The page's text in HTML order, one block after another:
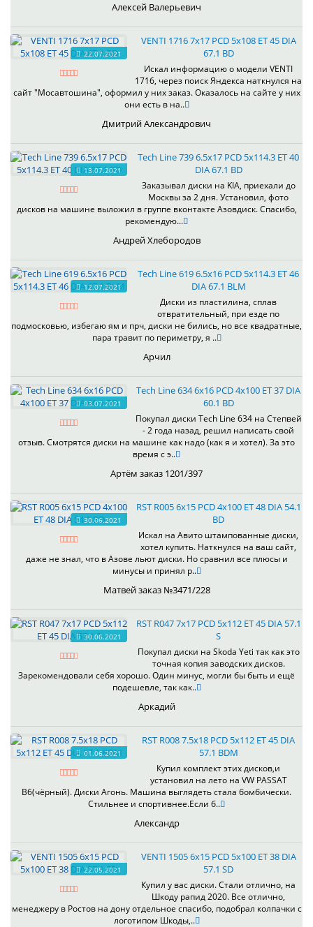
Алексей Валерьевич
22.07.2021
VENTI 1716 7x17 PCD 5x108 ET 45 DIA
67.1 BD
Искал информацию о модели VENTI
1716, через поиск Яндекса наткнулся на
сайт "Мосавтошина", оформил у них заказ. Оказалось на сайте у них
они есть в на..
Дмитрий Александрович
13.07.2021
Tech Line 739 6.5x17 PCD 5x114.3 ET 40
DIA 67.1 BD
Заказывал диски на KIA, приехали до
Москвы за 2 дня. Установил, фото
дисков на машине выложил в группе вконтакте Азовдиск. Спасибо,
рекомендую...
Андрей Хлебородов
12.07.2021
Tech Line 619 6.5x16 PCD 5x114.3 ET 46
DIA 67.1 BLM
Диски из пластилина, сплав
отвратительный, при езде по
подмосковью, избегаю ям и прч, диски не бились, но все квадратные,
пара травит по периметру, я ..
Арчил
03.07.2021
Tech Line 634 6x16 PCD 4x100 ET 37 DIA
60.1 BD
Покупал диски Tech Line 634 на Степвей
- 2 года назад, решил написать свой
отзыв. Смотрятся диски на машине как надо (как я и хотел). За это
время с э..
Артём заказ 1201/397
30.06.2021
RST R005 6x15 PCD 4x100 ET 48 DIA 54.1
BD
Искал на Авито штампованные диски,
хотел купить. Наткнулся на ваш сайт,
даже не знал, что в Азове льют диски. Но сравнил все плюсы и
минусы и принял р..
Матвей заказ №3471/228
30.06.2021
RST R047 7x17 PCD 5x112 ET 45 DIA 57.1
S
Покупал диски на Skoda Yeti так как это
точная копия заводских дисков.
Зарекомендовали себя хорошо. Один минус, могли бы быть и ещё
подешевле, так как..
Аркадий
01.06.2021
RST R008 7.5x18 PCD 5x112 ET 45 DIA
57.1 BDM
Купил комплект этих дисков,и
установил на лето на VW PASSAT
B6(чёрный). Диски Агонь. Машина выглядеть стала бомбически.
Стильнее и спортивнее.Если б..
Александр
22.05.2021
VENTI 1505 6x15 PCD 5x100 ET 38 DIA
57.1 SD
Купил у вас диски. Стали отлично, на
Шкоду рапид 2020. Все отлично,
менеджеру в Ростов на дону отдельное спасибо, подобрал колпачки с
логотипом Шкоды,..